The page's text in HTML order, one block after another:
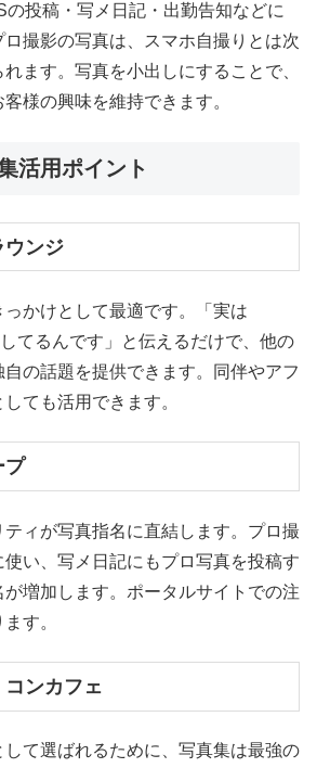
投稿・写メ日記・出勤告知などに
撮影の写真は、スマホ自撮りとは次
ます。写真を小出しにすることで、
様の興味を維持できます。
活用ポイント
ウンジ
かけとして最適です。「実は
てるんです」と伝えるだけで、他の
の話題を提供できます。同伴やアフ
ても活用できます。
プ
ィが写真指名に直結します。プロ撮
い、写メ日記にもプロ写真を投稿す
増加します。ポータルサイトでの注
す。
コンカフェ
して選ばれるために、写真集は最強の